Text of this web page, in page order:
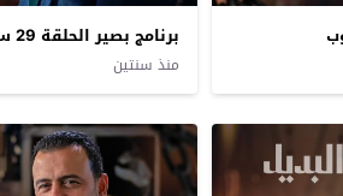
برنامج بصير الحلقة 29 سيما كلوب
منذ سنتين